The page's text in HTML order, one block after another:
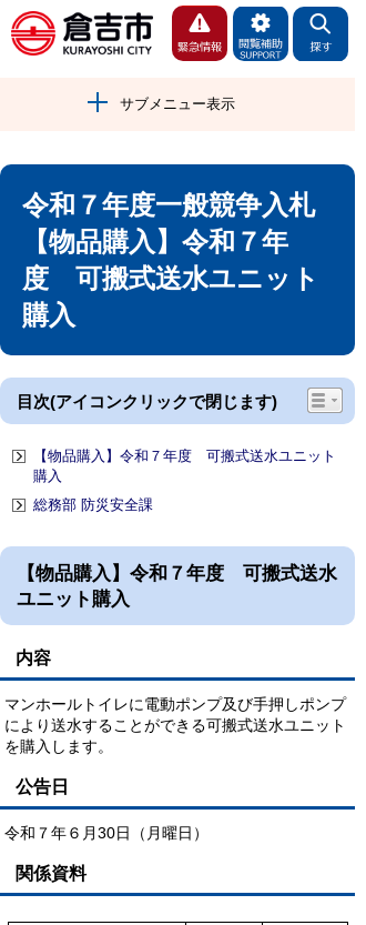
サブメニュー表示
令和７年度一般競争入札
【物品購入】令和７年
度 可搬式送水ユニット
購入
目次(アイコンクリックで閉じます)
【物品購入】令和７年度 可搬式送水ユニット
購入
総務部 防災安全課
【物品購入】令和７年度 可搬式送水
ユニット購入
内容
マンホールトイレに電動ポンプ及び手押しポンプ
により送水することができる可搬式送水ユニット
を購入します。
公告日
令和７年６月30日（月曜日）
関係資料